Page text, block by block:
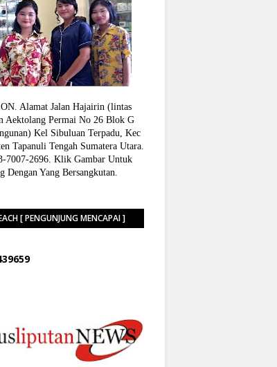
Alamat Jalan Hajairin (lintas
Aektolang Permai No 26 Blok G
Kel Sibuluan Terpadu, Kec
Tapanuli Tengah Sumatera Utara.
7007-2696. Klik Gambar Untuk
Dengan Yang Bersangkutan.
[ PENGUNJUNG MENCAPAI ]
39659